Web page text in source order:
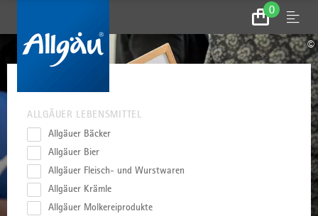
0
Zum
Warenkorb
Menu
©
Aktuelle Markenpartner Allgäu
ALLES DURCHSUCHEN
ALLGÄUER LEBENSMITTEL
Allgäuer Bäcker
Allgäuer Bier
Allgäuer Fleisch- und Wurstwaren
Allgäuer Krämle
Allgäuer Molkereiprodukte